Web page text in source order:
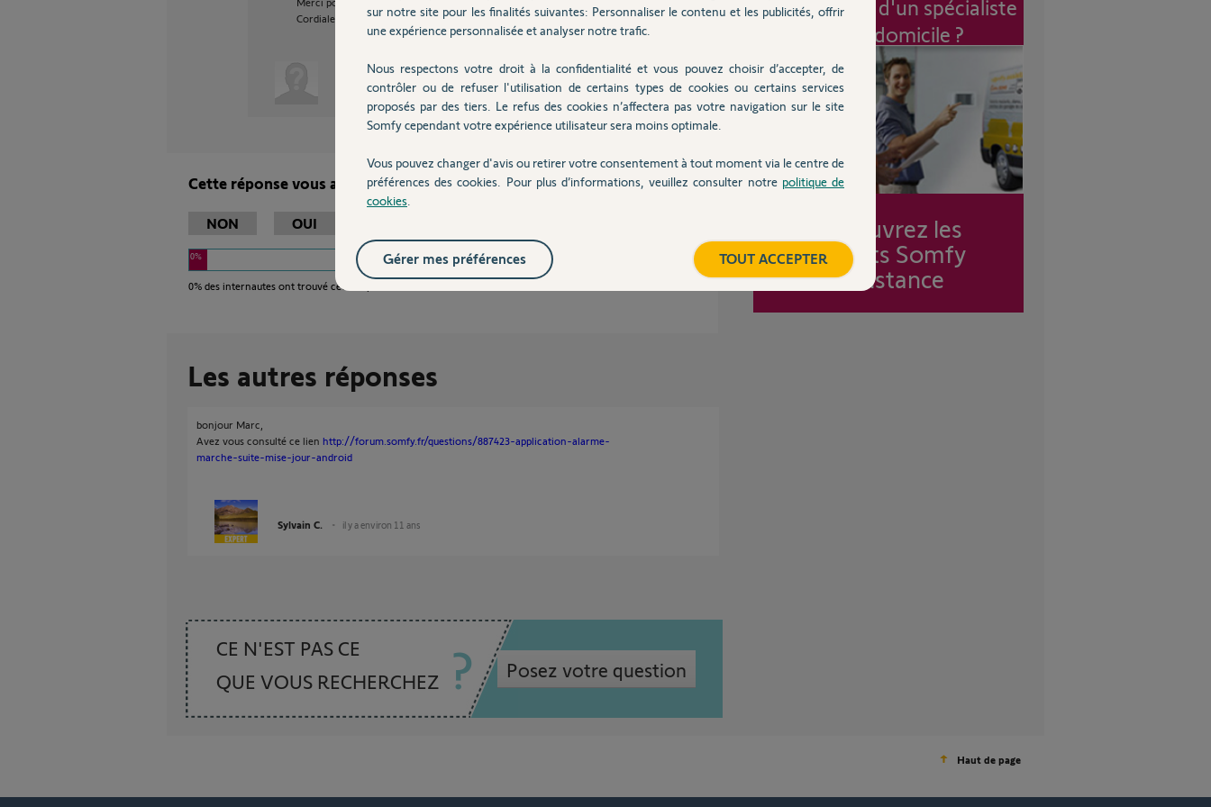
Cordialement
Marc L. il y a environ 11 ans
Cette réponse vous a-t-elle aidé ?
NON OUI
0%
0% des internautes ont trouvé cette réponse utile
Les autres réponses
bonjour Marc,
Avez vous consulté ce lien http://forum.somfy.fr/questions/887423-application-alarme-
marche-suite-mise-jour-android
Sylvain C. il y a environ 11 ans
CE N'EST PAS CE
QUE VOUS RECHERCHEZ
Posez votre question
Intervention d'un spécialiste
à mon domicile ?
Découvrez les
forfaits Somfy
Assistance
Haut de page
sur notre site pour les finalités suivantes: Personnaliser le contenu et les publicités, offrir
une expérience personnalisée et analyser notre trafic.
Nous respectons votre droit à la confidentialité et vous pouvez choisir d’accepter, de
contrôler ou de refuser l'utilisation de certains types de cookies ou certains services
proposés par des tiers. Le refus des cookies n’affectera pas votre navigation sur le site
Somfy cependant votre expérience utilisateur sera moins optimale.
Vous pouvez changer d'avis ou retirer votre consentement à tout moment via le centre de
préférences des cookies. Pour plus d’informations, veuillez consulter notre politique de
cookies
TOUT ACCEPTER
Gérer mes préférences